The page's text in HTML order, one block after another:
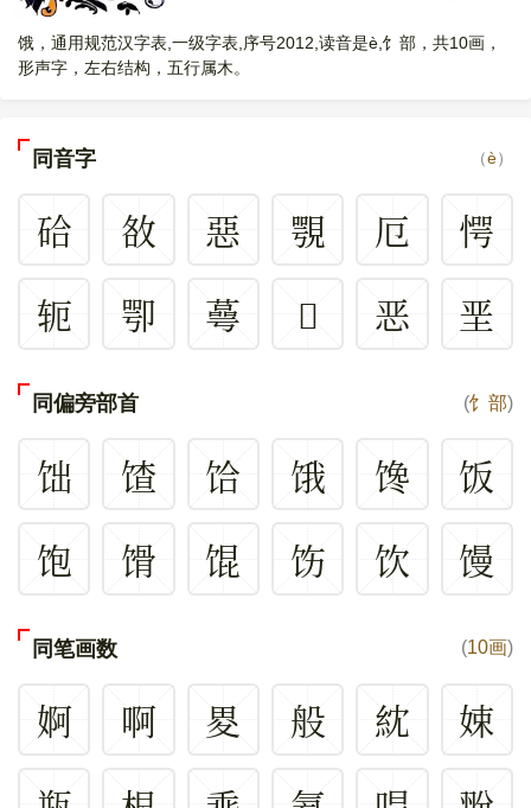
饿，通用规范汉字表,一级字表,序号2012,读音是è,饣部，共10画，
形声字，左右结构，五行属木。
同音字 （è）
硆 敋 惡 覨 厄
愕
轭
卾 蕚 𧨟 恶 垩
同偏旁部首 (饣部)
饳 馇 饸 饿 馋
饭
饱
馉 馄 饬 饮 馒
同笔画数 (10画)
婀 啊 畟 般 紞
娕